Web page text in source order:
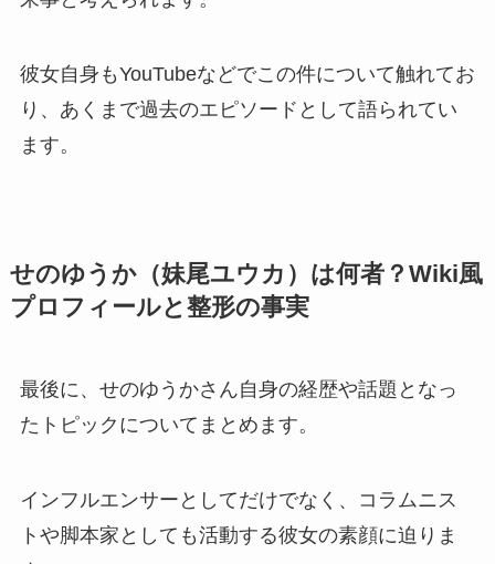
彼女自身もYouTubeなどでこの件について触れてお
り、あくまで過去のエピソードとして語られてい
ます。
せのゆうか（妹尾ユウカ）は何者？Wiki風
プロフィールと整形の事実
最後に、せのゆうかさん自身の経歴や話題となっ
たトピックについてまとめます。
インフルエンサーとしてだけでなく、コラムニス
トや脚本家としても活動する彼女の素顔に迫りま